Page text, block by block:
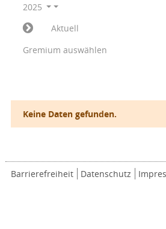
2025
Aktuell
Gremium auswählen
Keine Daten gefunden.
Barrierefreiheit Datenschutz